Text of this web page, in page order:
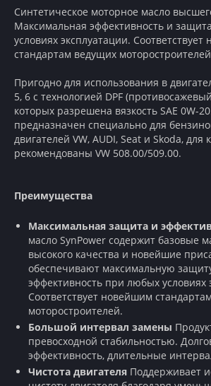
Синтетическое моторное масло
Максимальная эффективность и
условиях эксплуатации.
стандартам ведущих
Пригодно для использования в
5, 6 с технологией DPF
которых разрешена вязкость SAE 0W-
предназначен специально для
двигателей VW, AUDI, Seat и Skoda, для
рекомендованы VW 508.00/509.00.
Преимущества
Максимальная защита и
масло SynPower содержит базовые
высокого качества и новейшие
обеспечивают максимальную
эффективность при любых условиях
Соответствует новейшим
моторостроителей.
Большой интервал замены
превосходной стабильностью.
эффективность, длительные
Чистота двигателя Поддерживает